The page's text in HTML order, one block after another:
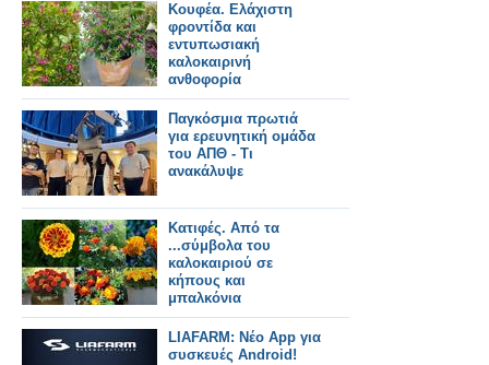
Κουφέα. Ελάχιστη
φροντίδα και
εντυπωσιακή
καλοκαιρινή
ανθοφορία
Παγκόσμια πρωτιά
για ερευνητική ομάδα
του ΑΠΘ - Τι
ανακάλυψε
Κατιφές. Από τα
...σύμβολα του
καλοκαιριού σε
κήπους και
μπαλκόνια
LIAFARM: Νέο App για
συσκευές Android!